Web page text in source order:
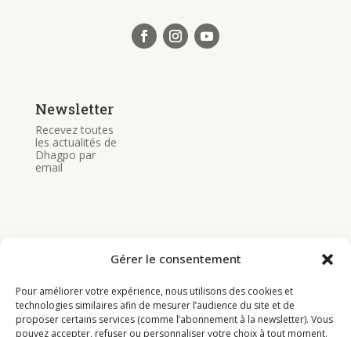
Gérer le consentement
Pour améliorer votre expérience, nous utilisons des cookies et
technologies similaires afin de mesurer l’audience du site et de
proposer certains services (comme l’abonnement à la newsletter). Vous
pouvez accepter, refuser ou personnaliser votre choix à tout moment.
Newsletter
Recevez toutes
les actualités de
Dhagpo par
email
Programme
Actualités